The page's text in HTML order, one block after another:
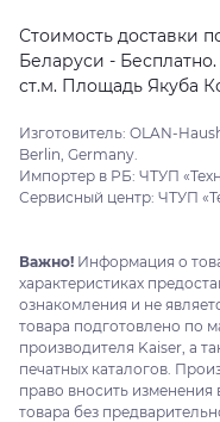
Стоимость доставки
Беларуси -
ст.м. Площадь Якуба
Изготовитель: OLAN-
Berlin, Germany.
Импортер в РБ: ЧТУП
Сервисный центр: ЧТУП
Важно! Информация о
характеристиках
ознакомления и не
товара подготовлено по
производителя Kaiser, а
печатных каталогов.
право вносить
товара без